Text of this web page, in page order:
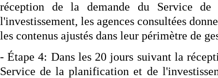
réception de la demande du Service
l'investissement, les agences consultées
les contenus ajustés dans leur périmètre de
- Étape 4: Dans les 20 jours suivant la
Service de la planification et de